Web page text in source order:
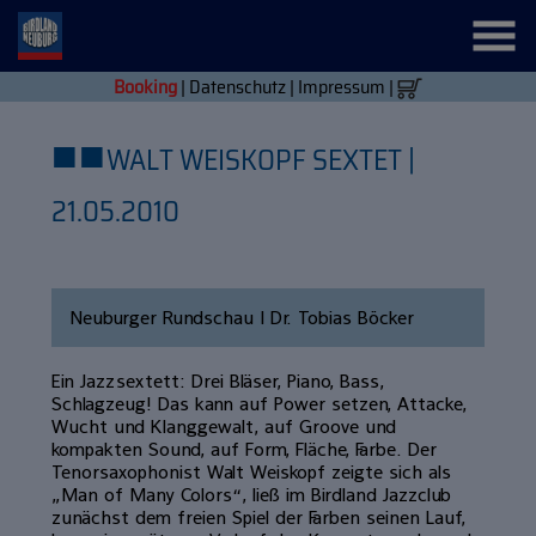
Booking| Datenschutz| Impressum |
■■WALT WEISKOPF SEXTET |
21.05.2010
Neuburger Rundschau | Dr. Tobias Böcker
Ein Jazzsextett: Drei Bläser, Piano, Bass,
Schlagzeug! Das kann auf Power setzen, Attacke,
Wucht und Klanggewalt, auf Groove und
kompakten Sound, auf Form, Fläche, Farbe. Der
Tenorsaxophonist Walt Weiskopf zeigte sich als
„Man of Many Colors“, ließ im Birdland Jazzclub
zunächst dem freien Spiel der Farben seinen Lauf,